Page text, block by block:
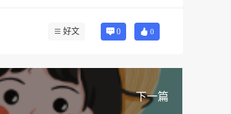
好文 0 0
下一篇